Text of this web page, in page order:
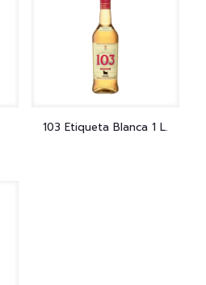
103 Etiqueta Blanca 1 L.